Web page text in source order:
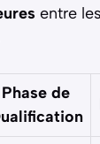
entre
Phase de